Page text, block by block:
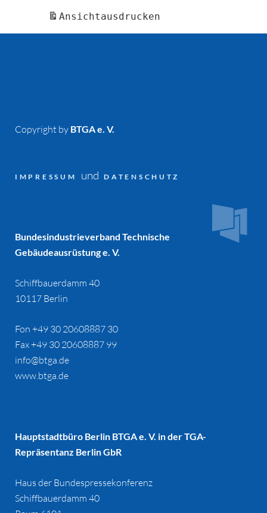
Ansichtausdrucken
Copyright by BTGA e. V.
IMPRESSUM undDATENSCHUTZ
Bundesindustrieverband Technische
Gebäudeausrüstung e. V.
Schiffbauerdamm 40
10117 Berlin
Fon +49 30 20608887 30
Fax +49 30 20608887 99
info@btga.de
www.btga.de
Hauptstadtbüro Berlin BTGA e. V. in der TGA-
Repräsentanz Berlin GbR
Haus der Bundespressekonferenz
Schiffbauerdamm 40